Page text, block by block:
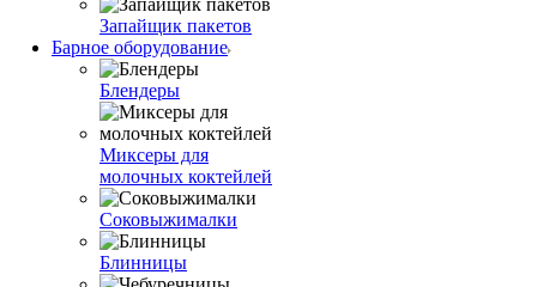
Запайщик пакетов
Барное оборудование
Блендеры
Миксеры для
молочных коктейлей
Соковыжималки
Блинницы